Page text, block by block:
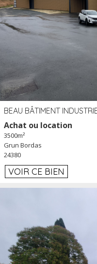
Achat ou location
3500m²
Grun Bordas
24380
VOIR CE BIEN